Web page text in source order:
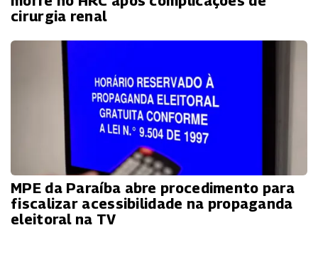
cirurgia renal
MPE da Paraíba abre procedimento para
fiscalizar acessibilidade na propaganda
eleitoral na TV